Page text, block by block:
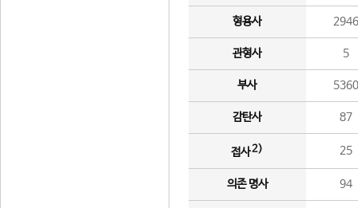
형용사 2946
관형사 5
부사 5360
감탄사 87
접사2) 25
의존 명사 94